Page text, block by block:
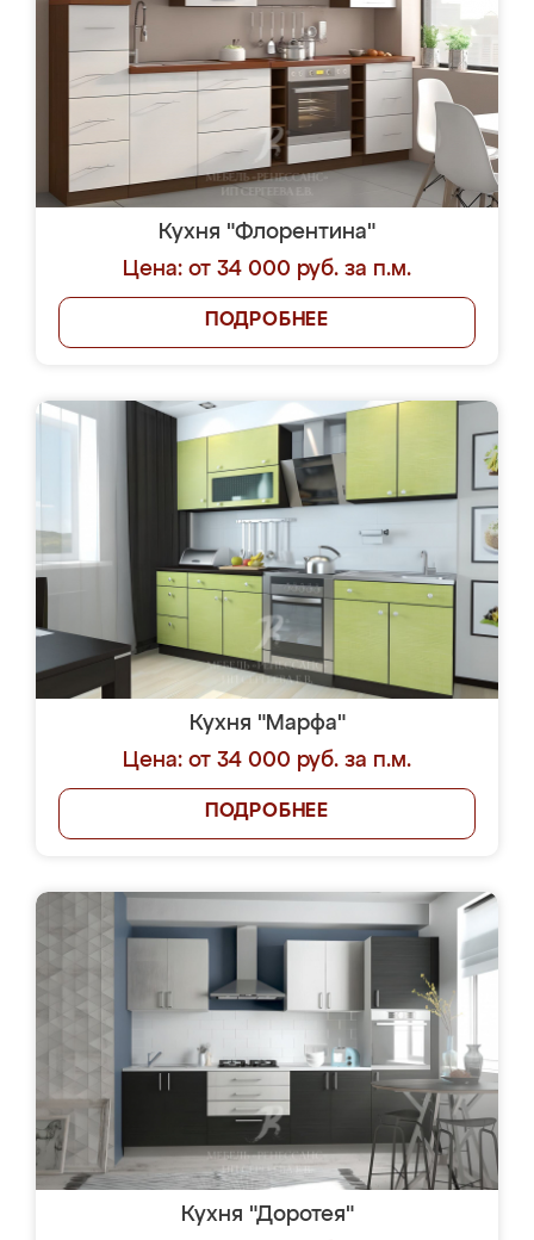
Кухня "Флорентина"
Цена: от 34 000 руб. за п.м.
ПОДРОБНЕЕ
Кухня "Марфа"
Цена: от 34 000 руб. за п.м.
ПОДРОБНЕЕ
Кухня "Доротея"